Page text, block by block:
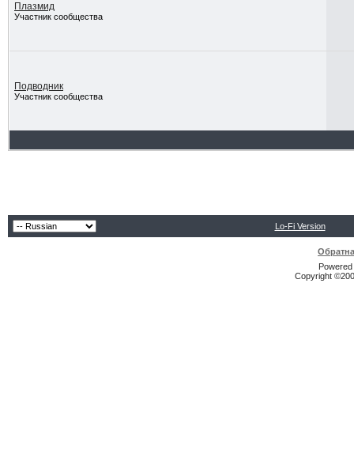
Плазмид
Участник сообщества
Подводник
Участник сообщества
Lo-Fi Version
Copyright